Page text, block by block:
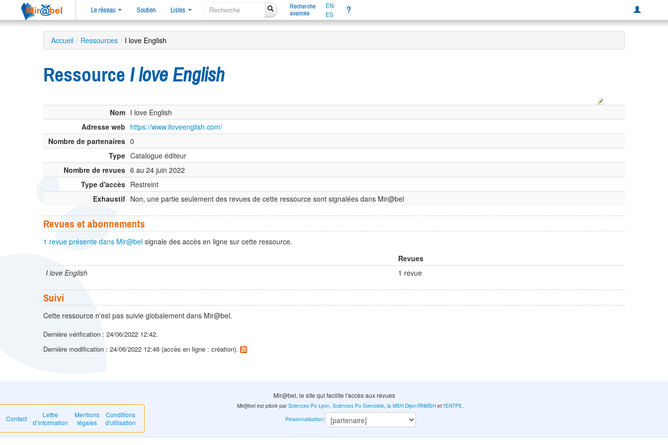
Le réseau Soutien Listes
Recherche
avancée
EN
ES
?
Accueil / Ressources / I love English
Ressource I love English
Nom I love English
Adresse web https://www.iloveenglish.com/
Nombre de partenaires 0
Type Catalogue éditeur
Nombre de revues 6 au 24 juin 2022
Type d'accès Restreint
Exhaustif Non, une partie seulement des revues de cette ressource sont signalées dans Mir@bel
Revues et abonnements
1 revue présente dans Mir@bel signale des accès en ligne sur cette ressource.
Revues
I love English
1 revue
Suivi
Cette ressource n'est pas suivie globalement dans Mir@bel.
Dernière vérification : 24/06/2022 12:42.
Dernière modification : 24/06/2022 12:46 (accès en ligne : création).
Mir@bel, le site qui facilite l'accès aux revues
Contact
Lettre
d’information
Mentions
légales
Conditions
d'utilisation
Mir@bel est piloté parSciences Po Lyon,Sciences Po Grenoble,la MSH Dijon/RNMSH etl'ENTPE.
Personnalisation: